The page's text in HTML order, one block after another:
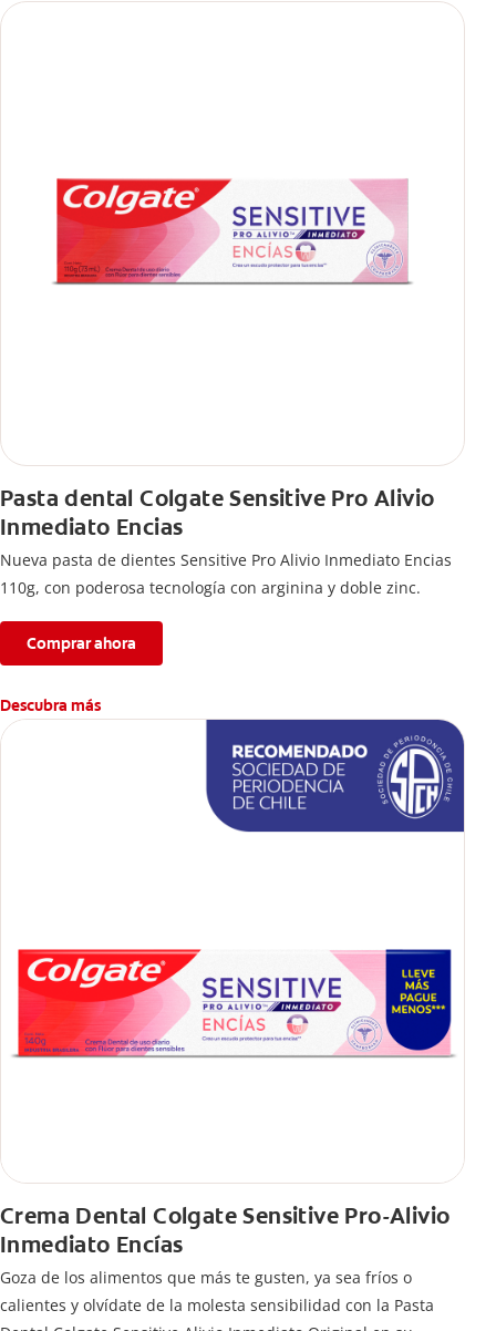
Pasta dental Colgate Sensitive Pro Alivio
Inmediato Encias
Nueva pasta de dientes Sensitive Pro Alivio Inmediato Encias
110g, con poderosa tecnología con arginina y doble zinc.
Comprar ahora
Descubra más
Crema Dental Colgate Sensitive Pro-Alivio
Inmediato Encías
Goza de los alimentos que más te gusten, ya sea fríos o
calientes y olvídate de la molesta sensibilidad con la Pasta